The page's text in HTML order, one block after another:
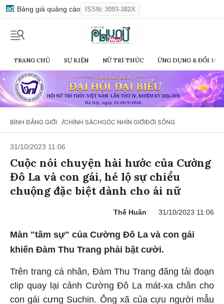
Bảng giá quảng cáo ISSN: 3093-382X
TRANG CHỦ SỰ KIỆN NỮ TRÍ THỨC ỨNG DỤNG & ĐỔI
BÌNH ĐẲNG GIỚI /CHÍNH SÁCHGÓC NHÌN GIỚIĐỜI SỐNG
31/10/2023 11:06
Cuộc nói chuyện hài hước của Cường
Đô La và con gái, hé lộ sự chiều
chuộng đặc biệt dành cho ái nữ
Thế Huân 31/10/2023 11:06
Màn "tâm sự" của Cường Đô La và con gái
khiến Đàm Thu Trang phải bật cười.
Trên trang cá nhân, Đàm Thu Trang đăng tải đoạn
clip quay lại cảnh Cường Đô La mát-xa chân cho
con gái cưng Suchin. Ông xã của cựu người mẫu